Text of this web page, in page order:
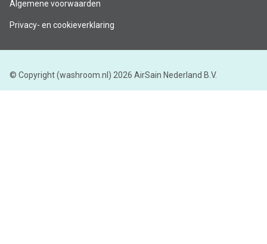
Algemene voorwaarden
Privacy- en cookieverklaring
© Copyright (washroom.nl) 2026 AirSain Nederland B.V.